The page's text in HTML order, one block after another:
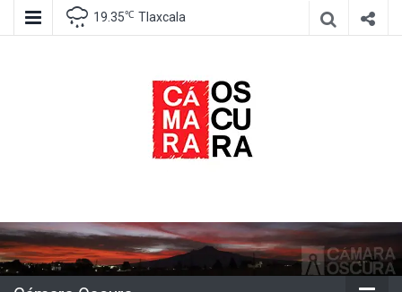
19.35℃ Tlaxcala
Cámara
Oscura